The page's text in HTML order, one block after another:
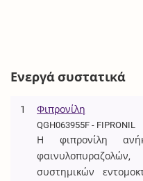
Ενεργά συστατικά
1 Φιπρονίλη
QGH063955F - FIPRONIL
Η φιπρονίλη
συστημικών